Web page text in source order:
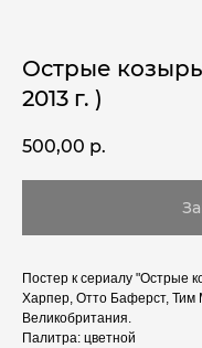
Острые
2013 г. )
500,00 р.
Постер к сериалу "Острые
Харпер, Отто Баферст,
Великобритания.
Палитра: цветной